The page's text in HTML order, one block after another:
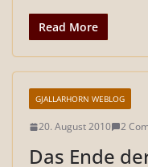
Read More
GJALLARHORN WEBLOG
20. August 2010 2
Das Ende